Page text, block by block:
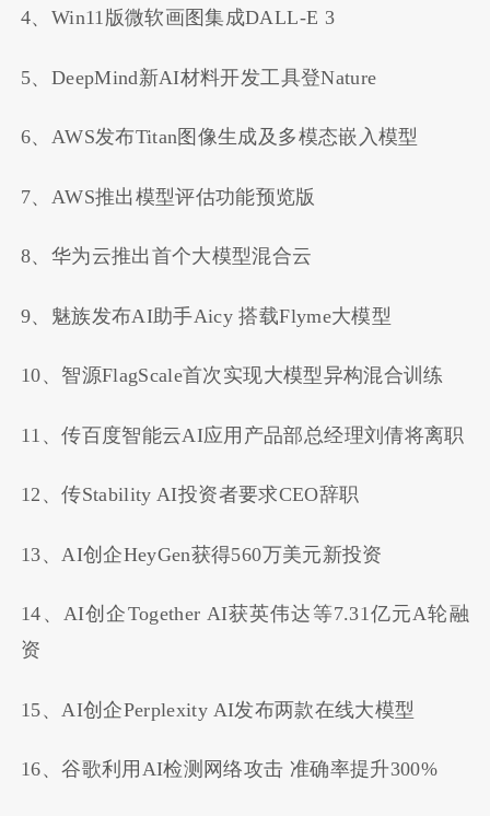
4、Win11版微软画图集成DALL-E 3
5、DeepMind新AI材料开发工具登Nature
6、AWS发布Titan图像生成及多模态嵌入模型
7、AWS推出模型评估功能预览版
8、华为云推出首个大模型混合云
9、魅族发布AI助手Aicy 搭载Flyme大模型
10、智源FlagScale首次实现大模型异构混合训练
11、传百度智能云AI应用产品部总经理刘倩将离职
12、传Stability AI投资者要求CEO辞职
13、AI创企HeyGen获得560万美元新投资
14、AI创企Together AI获英伟达等7.31亿元A轮融
资
15、AI创企Perplexity AI发布两款在线大模型
16、谷歌利用AI检测网络攻击 准确率提升300%